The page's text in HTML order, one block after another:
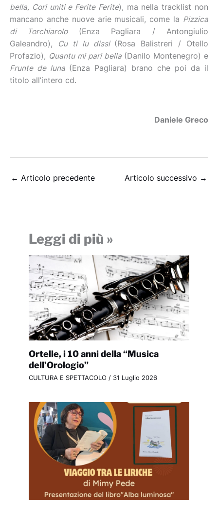
bella, Cori uniti e Ferite Ferite), ma nella tracklist non
mancano anche nuove arie musicali, come la Pizzica
di Torchiarolo (Enza Pagliara / Antongiulio
Galeandro),
Cu ti lu dissi (Rosa Balistreri / Otello
Profazio), Quantu mi pari bella (Danilo Montenegro) e
Frunte de luna (Enza Pagliara) brano che poi da il
titolo all’intero cd.
Daniele Greco
← Articolo precedente Articolo successivo →
Leggi di più »
Ortelle, i 10 anni della “Musica
dell’Orologio”
CULTURA E SPETTACOLO / 31 Luglio 2026